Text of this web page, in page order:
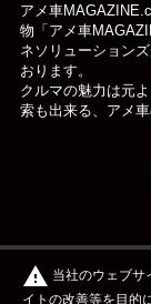
アメ車
物「アメ車
ネソリューション
おります。
クルマの魅力は元
索も出来る、アメ
© アメ車の
warning 当社のウェブサ
イトの改善等を目的